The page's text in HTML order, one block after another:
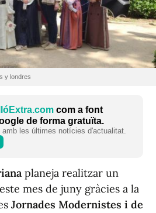
y londres
com a font
de forma gratuïta.
amb les últimes notícies d'actualitat.
planeja realitzar un
mes de juny gràcies a la
Jornades Modernistes i de